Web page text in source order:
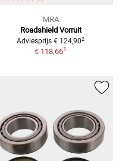
MRA
Roadshield Vorruit
Adviesprijs € 124,902
€ 118,661